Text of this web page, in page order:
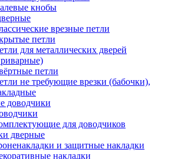
кнобы
врезные петли
петли
для металлических дверей
петли
не требующие врезки (бабочки),
доводчики
для доводчиков
дверные
и защитные накладки
накладки